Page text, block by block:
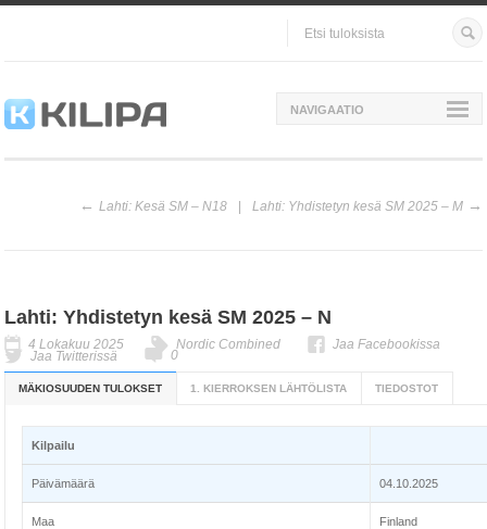
NAVIGAATIO
Lahti: Kesä SM – N18 Lahti: Yhdistetyn kesä SM 2025 – M
Lahti: Yhdistetyn kesä SM 2025 – N
4 Lokakuu 2025 Nordic Combined Jaa Facebookissa
Jaa Twitterissä 0
MÄKIOSUUDEN TULOKSET 1. KIERROKSEN LÄHTÖLISTA TIEDOSTOT
Kilpailu
Päivämäärä 04.10.2025
Maa Finland